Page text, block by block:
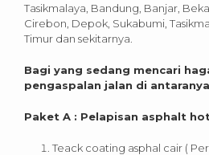
Tasikmalaya, Bandung, Banjar,
Cirebon, Depok, Sukabumi,
Timur dan sekitarnya.
Bagi yang sedang mencari
pengaspalan jalan di
Paket A : Pelapisan asphalt
Teack coating asphal cair (